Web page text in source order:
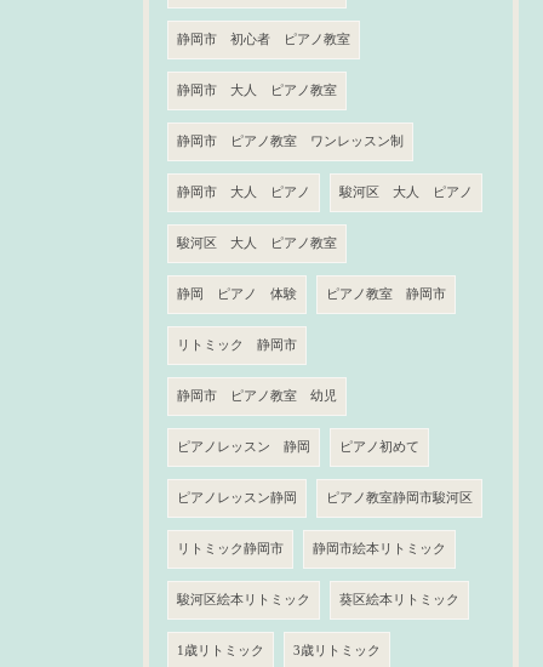
静岡市 初心者 ピアノ教室
静岡市 大人 ピアノ教室
静岡市 ピアノ教室 ワンレッスン制
静岡市 大人 ピアノ 駿河区 大人 ピアノ
駿河区 大人 ピアノ教室
静岡 ピアノ 体験 ピアノ教室 静岡市
リトミック 静岡市
静岡市 ピアノ教室 幼児
ピアノレッスン 静岡 ピアノ初めて
ピアノレッスン静岡 ピアノ教室静岡市駿河区
リトミック静岡市 静岡市絵本リトミック
駿河区絵本リトミック 葵区絵本リトミック
1歳リトミック 3歳リトミック